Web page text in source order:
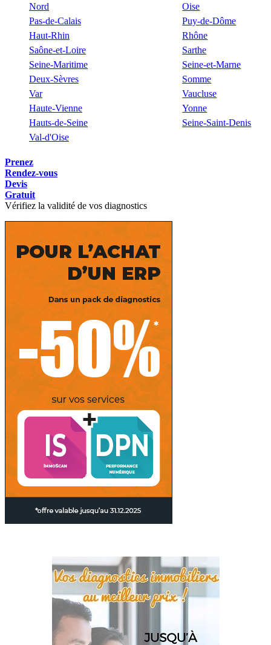
Nord
Oise
Pas-de-Calais
Puy-de-Dôme
Haut-Rhin
Rhône
Saône-et-Loire
Sarthe
Seine-Maritime
Seine-et-Marne
Deux-Sèvres
Somme
Var
Vaucluse
Haute-Vienne
Yonne
Hauts-de-Seine
Seine-Saint-Denis
Val-d'Oise
Prenez
Rendez-vous
Devis
Gratuit
Vérifiez la validité de vos diagnostics